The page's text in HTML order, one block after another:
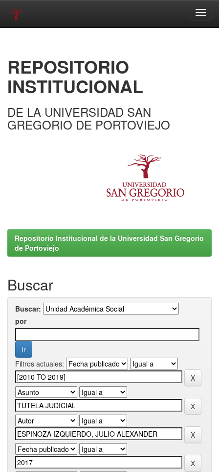
REPOSITORIO
INSTITUCIONAL
DE LA UNIVERSIDAD SAN
GREGORIO DE PORTOVIEJO
Repositorio Institucional de la Universidad San Gregorio
de Portoviejo
Buscar
Buscar:
por
Filtros actuales: